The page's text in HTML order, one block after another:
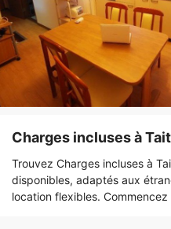
Charges incluses à
Trouvez Charges incluses à
disponibles, adaptés aux
location flexibles.